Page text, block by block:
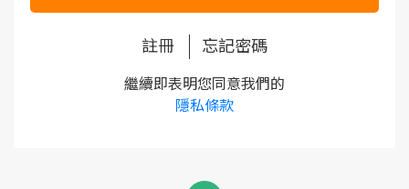
註冊 忘記密碼
繼續即表明您同意我們的
隱私條款